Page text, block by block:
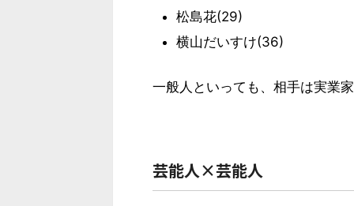
松島花(29)
横山だいすけ(36)
一般人といっても、相手は実業
芸能人×芸能人